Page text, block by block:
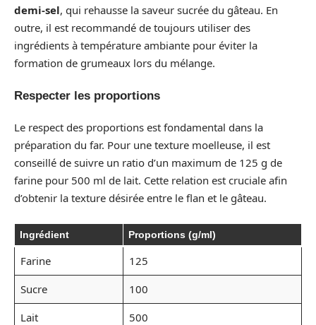
demi-sel, qui rehausse la saveur sucrée du gâteau. En
outre, il est recommandé de toujours utiliser des
ingrédients à température ambiante pour éviter la
formation de grumeaux lors du mélange.
Respecter les proportions
Le respect des proportions est fondamental dans la
préparation du far. Pour une texture moelleuse, il est
conseillé de suivre un ratio d’un maximum de 125 g de
farine pour 500 ml de lait. Cette relation est cruciale afin
d’obtenir la texture désirée entre le flan et le gâteau.
Ingrédient Proportions (g/ml)
Farine
125
Sucre
100
Lait
500